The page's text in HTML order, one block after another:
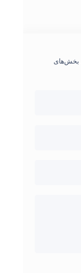
بخش‌های